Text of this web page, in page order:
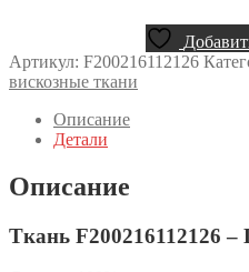
Артикул: F200216112126
вискозные ткани
Описание
Детали
Описание
Ткань F200216112126